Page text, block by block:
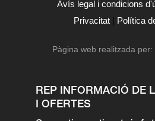
Avís legal i condicions
Privacitat | Política
Pàgina web realitzada per:
REP INFORMACIÓ DE
I OFERTES